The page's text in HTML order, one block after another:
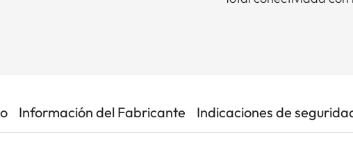
Información del Fabricante Indicaciones de